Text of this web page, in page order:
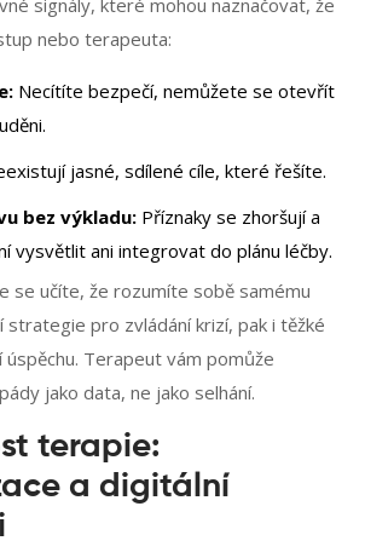
signály, které mohou naznačovat, že
nebo terapeuta:
Necítíte bezpečí, nemůžete se otevřít
jasné, sdílené cíle, které řešíte.
bez výkladu: Příznaky se zhoršují a
vysvětlit ani integrovat do plánu léčby.
se učíte, že rozumíte sobě samému
strategie pro zvládání krizí, pak i těžké
Terapeut vám pomůže
jako data, ne jako selhání.
terapie:
a digitální